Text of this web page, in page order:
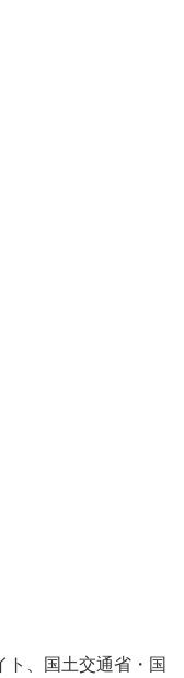
ト、国土交通省・国